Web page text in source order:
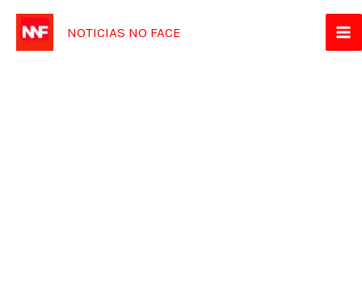
para
NOTICIAS NO FACE